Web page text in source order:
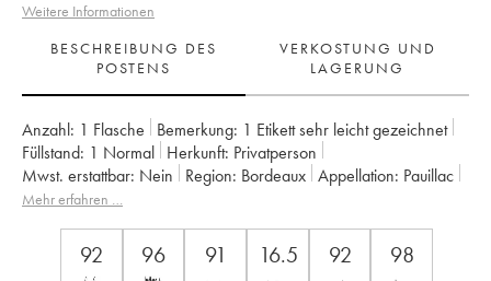
Weitere Informationen
BESCHREIBUNG DES
POSTENS
VERKOSTUNG UND
LAGERUNG
Anzahl: 1 Flasche Bemerkung: 1 Etikett sehr leicht gezeichnet
Füllstand: 1 Normal Herkunft:
privatperson
Mwst. erstattbar:
nein Region: Bordeaux Appellation: Pauillac
Klassifizierung:
Mehr erfahren …
92 96 91 16.5 92 98